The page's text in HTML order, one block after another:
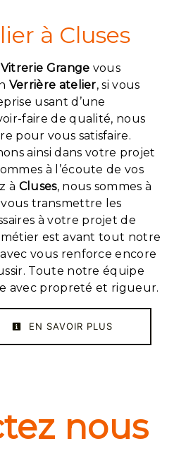
à Cluses
Grange vous
Verrière atelier, si vous
usant d’une
faire de qualité, nous
pour vous satisfaire.
ainsi dans votre projet
à l’écoute de vos
à Cluses, nous sommes à
transmettre les
à votre projet de
est avant tout notre
vous renforce encore
Toute notre équipe
avec propreté et rigueur.
EN SAVOIR PLUS
nous